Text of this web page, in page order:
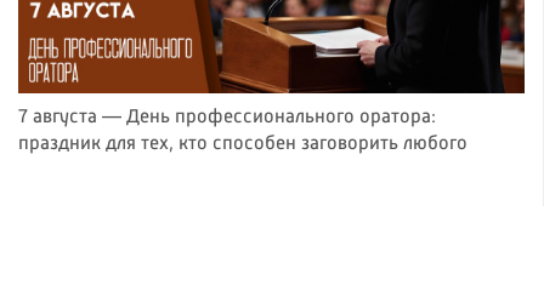
7 августа — День профессионального оратора:
праздник для тех, кто способен заговорить любого